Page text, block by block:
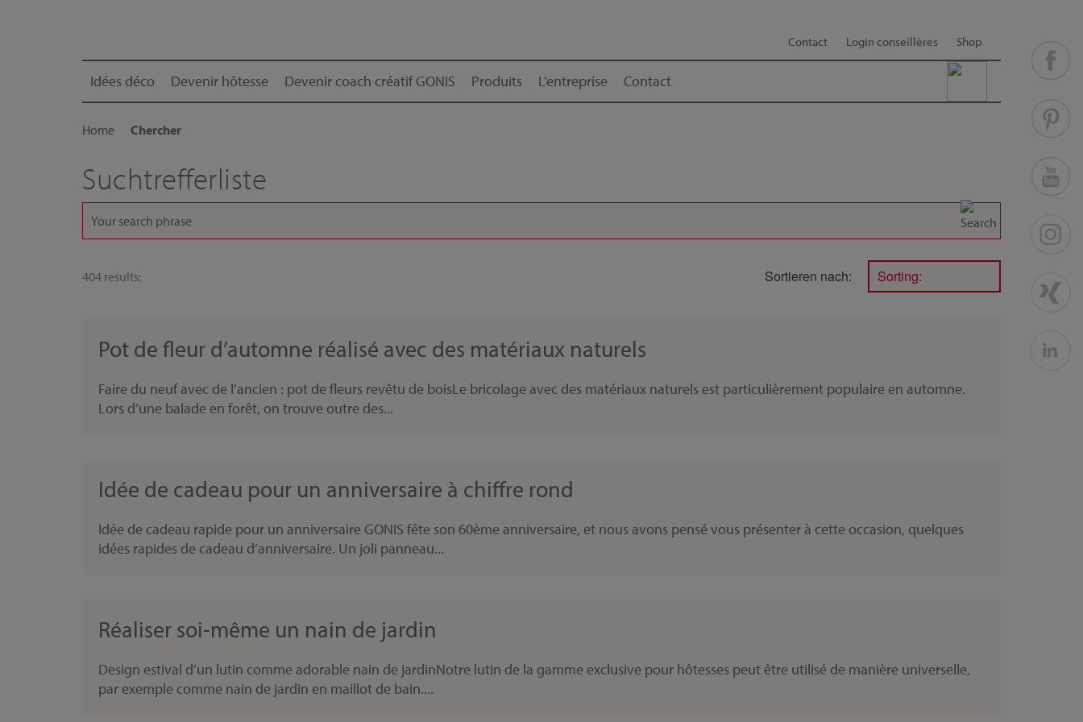
Contact Login conseillères Shop
Idées déco Devenir hôtesse Devenir coach créatif GONIS Produits L'entreprise Contact
Home Chercher
Suchtrefferliste
404 results: Sortieren nach: Sorting:
Pot de fleur d’automne réalisé avec des matériaux naturels
Faire du neuf avec de l’ancien : pot de fleurs revêtu de boisLe bricolage avec des matériaux naturels est particulièrement populaire en automne.
Lors d’une balade en forêt, on trouve outre des...
Idée de cadeau pour un anniversaire à chiffre rond
Idée de cadeau rapide pour un anniversaire GONIS fête son 60ème anniversaire, et nous avons pensé vous présenter à cette occasion, quelques
idées rapides de cadeau d’anniversaire. Un joli panneau...
Réaliser soi-même un nain de jardin
Design estival d’un lutin comme adorable nain de jardinNotre lutin de la gamme exclusive pour hôtesses peut être utilisé de manière universelle,
par exemple comme nain de jardin en maillot de bain....